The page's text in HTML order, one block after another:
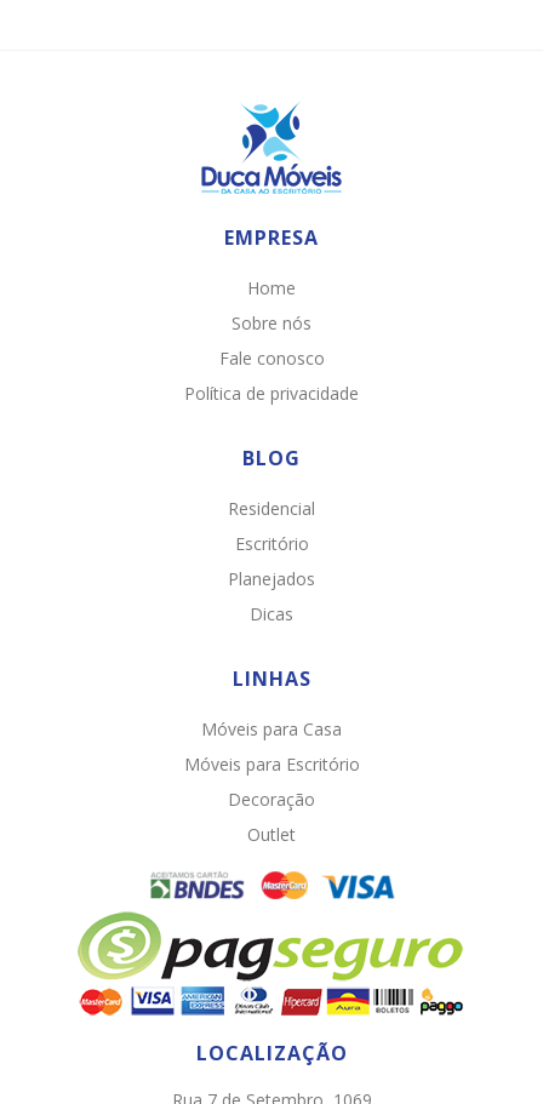
EMPRESA
Home
Sobre nós
Fale conosco
Política de privacidade
BLOG
Residencial
Escritório
Planejados
Dicas
LINHAS
Móveis para Casa
Móveis para Escritório
Decoração
Outlet
LOCALIZAÇÃO
Chat WhatsApp
Por favor, preencha os campos abaixo para
conversar e teremos todo o prazer em